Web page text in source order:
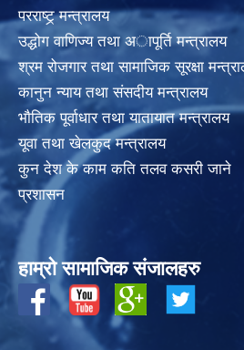
परराष्ट्र् मन्त्रालय
उद्धोग वाणिज्य तथा अापूर्ति मन्त्रालय
श्रम रोजगार तथा सामाजिक सूरक्षा
कानुन न्याय तथा संसदीय मन्त्रालय
भाैतिक पूर्वाधार तथा यातायात मन्त्रालय
यूवा तथा खेलकुद मन्त्रालय
कुन देश के काम कति तलव कसरी जाने
प्रशासन
हाम्रो सामाजिक संजालहरु